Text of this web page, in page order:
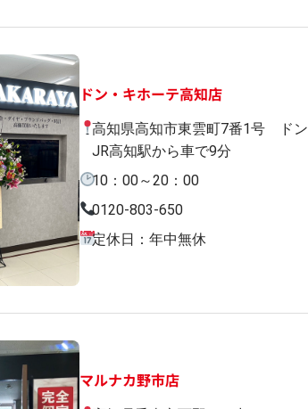
ドン・キホーテ高知店
高知県高知市東雲町7番1号 ド
JR高知駅から車で9分
10：00～20：00
0120-803-650
定休日：年中無休
マルナカ野市店